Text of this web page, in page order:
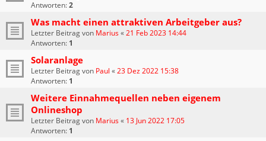
Antworten:2
Was macht einen attraktiven Arbeitgeber aus?
Letzter Beitrag von Marius«21 Feb 2023 14:44
Antworten: 1
Solaranlage
Letzter Beitrag von Paul «23 Dez 2022 15:38
Antworten: 1
Weitere Einnahmequellen neben eigenem
Onlineshop
Letzter Beitrag von Marius« 13 Jun 2022 17:05
Antworten: 1